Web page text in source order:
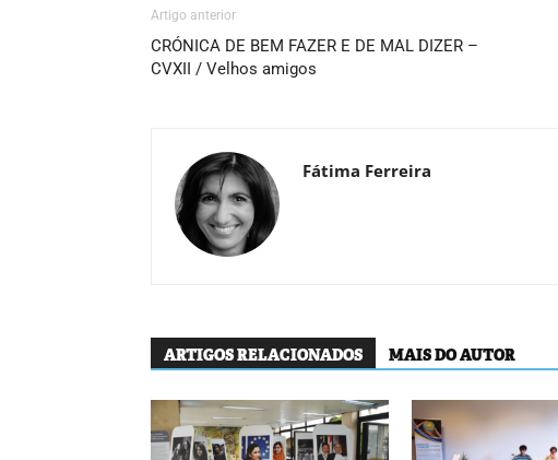
Artigo anterior
CRÓNICA DE BEM FAZER E DE MAL DIZER –
CVXII / Velhos amigos
Fátima Ferreira
ARTIGOS RELACIONADOS MAIS DO AUTOR